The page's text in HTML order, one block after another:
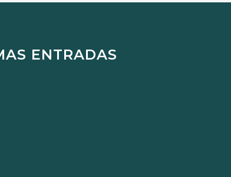
ENTRADAS